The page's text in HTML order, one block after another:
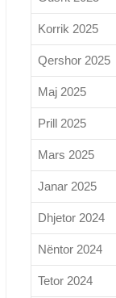
Korrik 2025
Qershor 2025
Maj 2025
Prill 2025
Mars 2025
Janar 2025
Dhjetor 2024
Nëntor 2024
Tetor 2024